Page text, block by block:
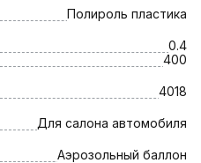
Полироль пластика
0.4
400
4018
Для салона автомобиля
Аэрозольный баллон